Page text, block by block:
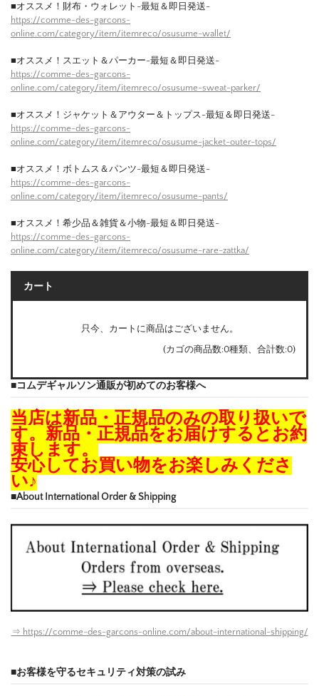
■オススメ！財布・ウォレット-最短＆即日発送-
https://comme-des-garcons-
online.com/category/item/itemreco/osusume-wallet/
■オススメ！スエット＆パーカー-最短＆即日発送-
https://comme-des-garcons-
online.com/category/item/itemreco/osusume-sweat-parker/
■オススメ！ジャケット＆アウター＆トップス-最短＆即日発送-
https://comme-des-garcons-
online.com/category/item/itemreco/osusume-jacket-outer-tops/
■オススメ！ボトムス＆パンツ-最短＆即日発送-
https://comme-des-garcons-
online.com/category/item/itemreco/osusume-pants/
■オススメ！希少品＆雑貨＆小物-最短＆即日発送-
https://comme-des-garcons-
online.com/category/item/itemreco/osusume-rare-zattka/
カート
只今、カートに商品はございません。
(カゴの商品数:0種類、合計数:0)
■コムデギャルソン通販が初めてのお客様へ
当店は新品・正規品のみの取り扱いで
す。新品・正規品をお届けするとお約
束します。
安心してお買い物をお楽しみくださ
い♪
■About International Order & Shipping
⇒ https://comme-des-garcons-online.com/about-international-shipping/
■お客様を守るセキュリティ対策の試み